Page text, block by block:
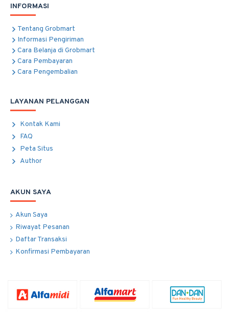
INFORMASI
Tentang Grobmart
Informasi Pengiriman
Cara Belanja di Grobmart
Cara Pembayaran
Cara Pengembalian
LAYANAN PELANGGAN
Kontak Kami
FAQ
Peta Situs
Author
AKUN SAYA
Akun Saya
Riwayat Pesanan
Daftar Transaksi
Konfirmasi Pembayaran